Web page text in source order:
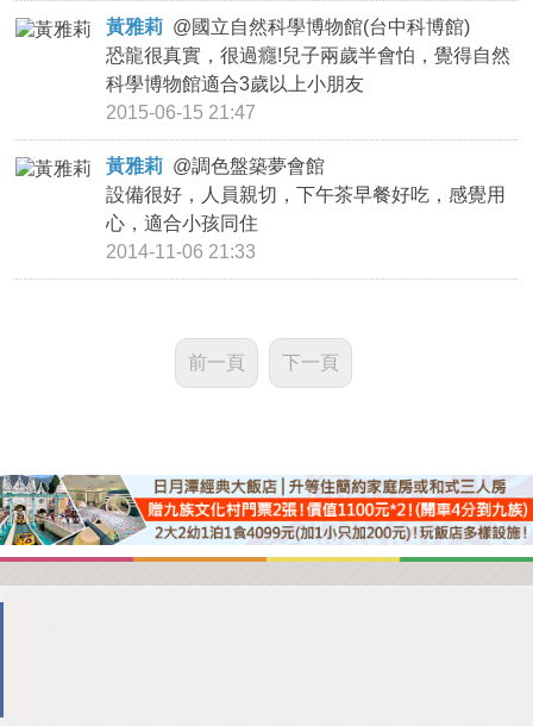
黃雅莉 @國立自然科學博物館(台中科博館)
恐龍很真實，很過癮!兒子兩歲半會怕，覺得自然
科學博物館適合3歲以上小朋友
2015-06-15 21:47
黃雅莉 @調色盤築夢會館
設備很好，人員親切，下午茶早餐好吃，感覺用
心，適合小孩同住
2014-11-06 21:33
前一頁 下一頁